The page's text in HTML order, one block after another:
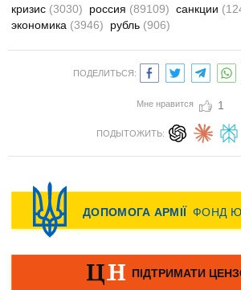
кризис (3030) россия (89109) санкции
экономика (3946) рубль (906)
ПОДЕЛИТЬСЯ:
Мне нравится 1
ПОДЫТОЖИТЬ: